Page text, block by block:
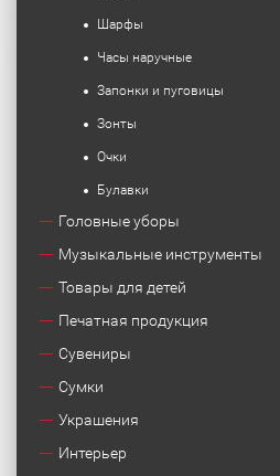
Шарфы
Часы наручные
Запонки и пуговицы
Зонты
Очки
Булавки
Головные уборы
Музыкальные инструменты
Товары для детей
Печатная продукция
Сувениры
Сумки
Украшения
Интерьер